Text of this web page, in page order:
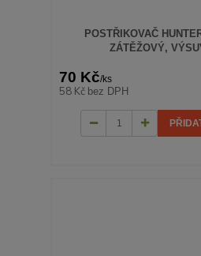
POSTŘIKOVAČ
ZÁTĚŽOVÝ,
70 Kč/ks
58 Kč bez DPH